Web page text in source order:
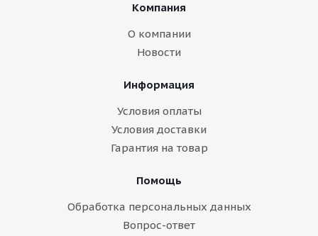
Компания
О компании
Новости
Информация
Условия оплаты
Условия доставки
Гарантия на товар
Помощь
Обработка персональных данных
Вопрос-ответ